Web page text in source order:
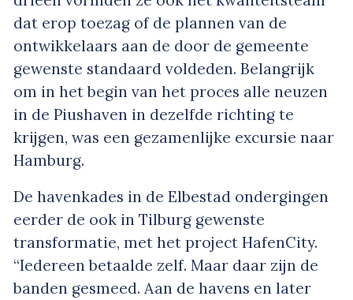
dat erop toezag of de plannen van de
ontwikkelaars aan de door de gemeente
gewenste standaard voldeden. Belangrijk
om in het begin van het proces alle neuzen
in de Piushaven in dezelfde richting te
krijgen, was een gezamenlijke excursie naar
Hamburg.
De havenkades in de Elbestad ondergingen
eerder de ook in Tilburg gewenste
transformatie, met het project HafenCity.
“Iedereen betaalde zelf. Maar daar zijn de
banden gesmeed. Aan de havens en later